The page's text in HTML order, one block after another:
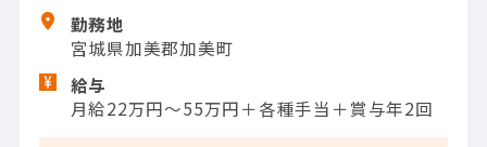
勤務地
宮城県加美郡加美町
給与
月給22万円～55万円＋各種手当＋賞与年2回